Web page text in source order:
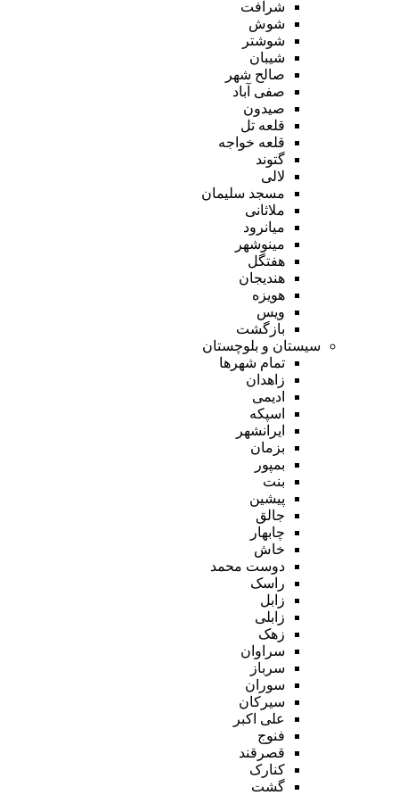
شرافت
شوش
شوشتر
شیبان
صالح شهر
صفی آباد
صیدون
قلعه تل
قلعه خواجه
گتوند
لالی
مسجد سلیمان
ملاثانی
میانرود
مینوشهر
هفتگل
هندیجان
هویزه
ویس
بازگشت
سیستان و بلوچستان
تمام شهر‌ها
زاهدان
ادیمی
اسپکه
ایرانشهر
بزمان
بمپور
بنت
پیشین
جالق
چابهار
خاش
دوست محمد
راسک
زابل
زابلی
زهک
سراوان
سرباز
سوران
سیرکان
علی اکبر
فنوج
قصرقند
کنارک
گشت